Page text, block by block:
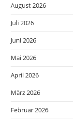
August 2026
Juli 2026
Juni 2026
Mai 2026
April 2026
März 2026
Februar 2026